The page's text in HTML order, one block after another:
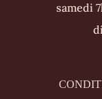
samedi